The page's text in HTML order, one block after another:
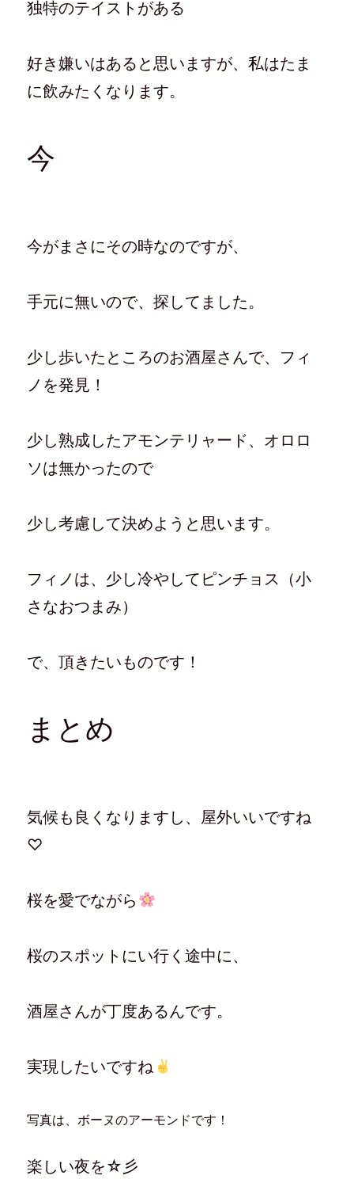
独特のテイストがある
好き嫌いはあると思いますが、私はたま
に飲みたくなります。
今
今がまさにその時なのですが、
手元に無いので、探してました。
少し歩いたところのお酒屋さんで、フィ
ノを発見！
少し熟成したアモンテリャード、オロロ
ソは無かったので
少し考慮して決めようと思います。
フィノは、少し冷やしてピンチョス（小
さなおつまみ）
で、頂きたいものです！
まとめ
気候も良くなりますし、屋外いいですね
♡
桜を愛でながら
桜のスポットにい行く途中に、
酒屋さんが丁度あるんです。
実現したいですね
写真は、ボーヌのアーモンドです！
楽しい夜を☆彡